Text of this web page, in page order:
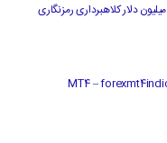
مقامات تایلندی ملی پرتغالی را با 580 میلیون دلار کلاهبرداری رمزنگاری